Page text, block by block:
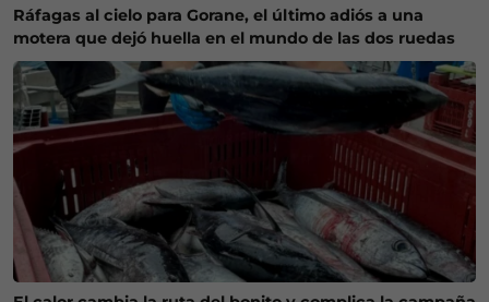
Ráfagas al cielo para Gorane, el último adiós a una
motera que dejó huella en el mundo de las dos ruedas